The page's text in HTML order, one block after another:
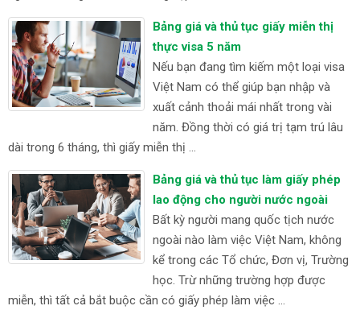
Bảng giá và thủ tục giấy miễn thị
thực visa 5 năm
Nếu bạn đang tìm kiếm một loại visa
Việt Nam có thể giúp bạn nhập và
xuất cảnh thoải mái nhất trong vài
năm. Đồng thời có giá trị tạm trú lâu
dài trong 6 tháng, thì giấy miễn thị ...
Bảng giá và thủ tục làm giấy phép
lao động cho người nước ngoài
Bất kỳ người mang quốc tịch nước
ngoài nào làm việc Việt Nam, không
kể trong các Tổ chức, Đơn vị, Trường
học. Trừ những trường hợp được
miễn, thì tất cả bắt buộc cần có giấy phép làm việc ...